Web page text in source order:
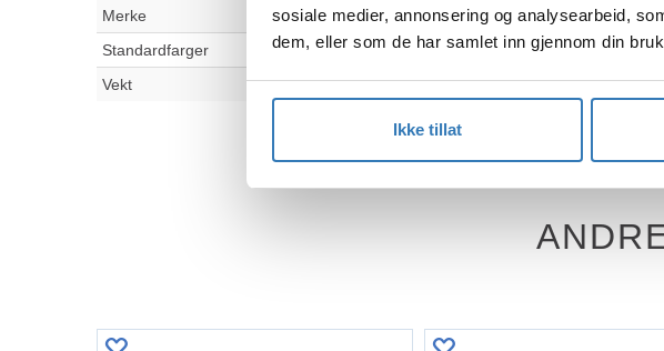
sosiale medier, annonsering og analysearbeid,
dem, eller som de har samlet inn gjennom din
Ikke tillat
Merke
Standardfarger
Rød
Vekt
14g